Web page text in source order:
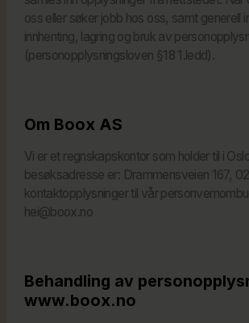
oss eller søker jobb hos oss, samt generell
innhenting, lagring og bruk av
(personopplysningsloven §18 1.ledd).
Om Boox AS
Vi er et regnskapskontor som holder til i
besøksadresse er: Drammensveien 167,
kontaktopplysninger til vår
hei@boox.no
Behandling av
www.boox.no